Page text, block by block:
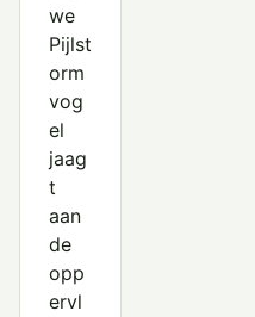
we
Pijlst
orm
vog
el
jaag
t
aan
de
opp
ervl